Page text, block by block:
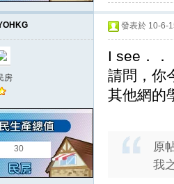
房
30
發表於 10-6-
I see．
請問，你
其他網的
原
我